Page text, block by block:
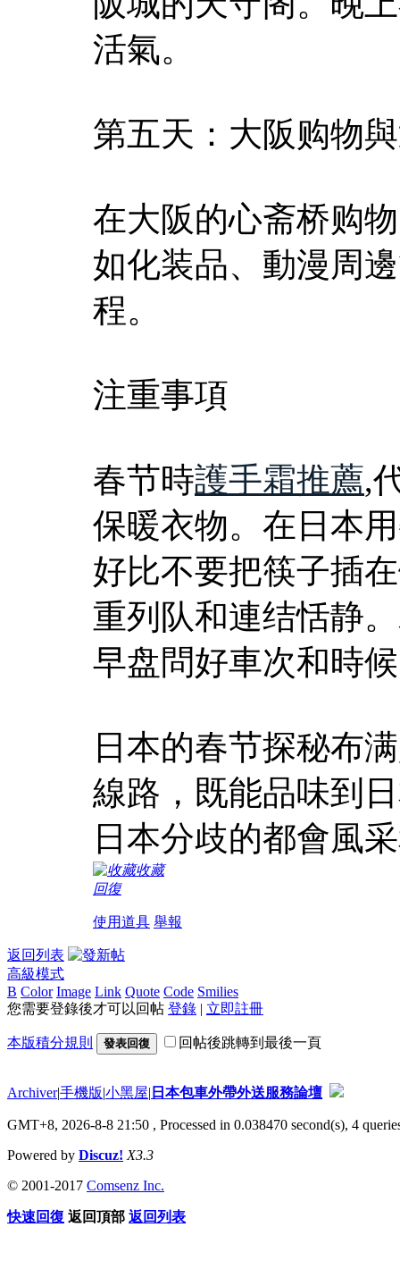
活氣。
第五天：大阪购物
在大阪的心斋桥购
如化装品、動漫周
程。
注重事項
春节時護手霜推薦,
保暖衣物。在日本
好比不要把筷子插
重列队和連结恬静
早盘問好車次和時
日本的春节探秘布
線路，既能品味到
日本分歧的都會風
收藏
回復
使用道具 舉報
返回列表
高級模式
B Color Image Link Quote Code Smilies
您需要登錄後才可以回帖 登錄 | 立即註冊
本版積分規則 發表回復 回帖後跳轉到最後一頁
Archiver|手機版|小黑屋| 日本包車外帶外送服務論壇
GMT+8, 2026-8-8 21:50 , Processed in 0.038470 second(s), 4
Powered by Discuz! X3.3
© 2001-2017 Comsenz Inc.
快速回復 返回頂部 返回列表